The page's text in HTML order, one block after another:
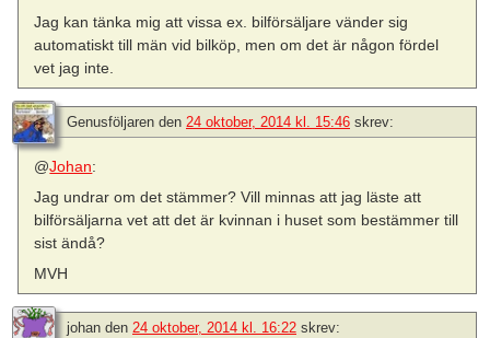
Jag kan tänka mig att vissa ex. bilförsäljare vänder sig
automatiskt till män vid bilköp, men om det är någon fördel
vet jag inte.
Genusföljaren den 24 oktober, 2014 kl. 15:46 skrev:
@Johan:
Jag undrar om det stämmer? Vill minnas att jag läste att
bilförsäljarna vet att det är kvinnan i huset som bestämmer till
sist ändå?
MVH
johan den 24 oktober, 2014 kl. 16:22 skrev: